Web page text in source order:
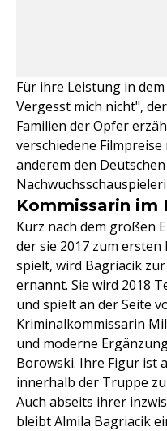
Für ihre Leistung in
Vergesst mich nicht",
Familien der Opfer
verschiedene
anderem den
Kommissarin im
Kurz nach dem großen
der sie 2017 zum
spielt, wird Bagriacik
ernannt. Sie wird 2018
und spielt an der Seite
Kriminalkommissarin
und moderne
Borowski. Ihre Figur ist
innerhalb der Truppe
Auch abseits ihrer
bleibt Almila Bagriacik